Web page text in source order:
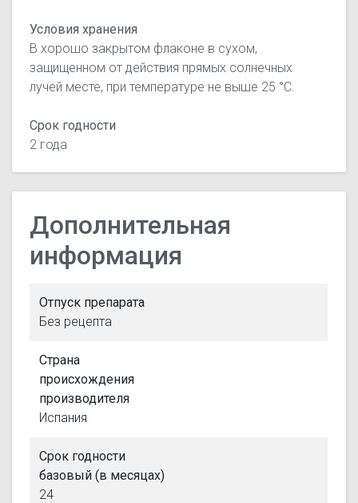
Условия хранения
В хорошо закрытом флаконе в сухом,
защищенном от действия прямых солнечных
лучей месте, при температуре не выше 25 °С.
Срок годности
2 года
Дополнительная
информация
Отпуск препарата
Без рецепта
Страна
происхождения
производителя
Испания
Срок годности
базовый (в месяцах)
24